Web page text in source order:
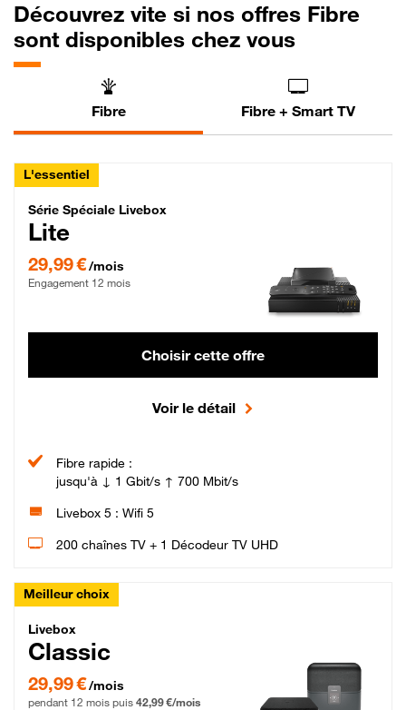
Découvrez vite si nos offres Fibre
sont disponibles chez vous
Fibre Fibre + Smart TV
L'essentiel
Série Spéciale Livebox Lite Fibre
Série Spéciale Livebox
Lite
29,99 €/mois
Engagement 12 mois
Choisir cette offre
Voir le détail
Fibre rapide :
jusqu'à ↓ 1 Gbit/s ↑ 700 Mbit/s
Livebox 5 : Wifi 5
200 chaînes TV + 1 Décodeur TV UHD
Meilleur choix
Livebox Classic Fibre
Livebox
Classic
29,99 € par mois pendant 12 mois puis 42,99 € par mois, Engagement 12 mois
29,99 €/mois
pendant 12 mois puis 42,99 €/mois